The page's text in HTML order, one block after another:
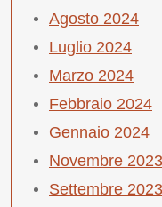
Agosto 2024
Luglio 2024
Marzo 2024
Febbraio 2024
Gennaio 2024
Novembre 2023
Settembre 2023